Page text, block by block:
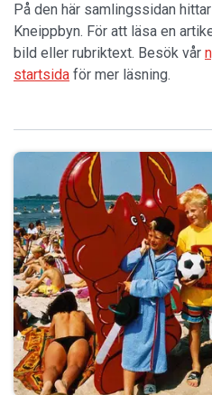
På den här samlingssidan
Kneippbyn. För att läsa en
bild eller rubriktext. Besök vår
startsida för mer läsning.